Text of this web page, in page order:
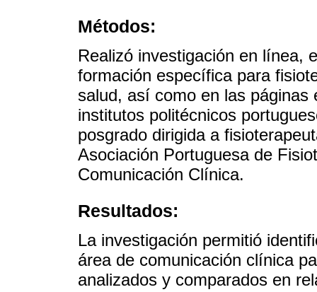
Métodos:
Realizó investigación en línea,
formación específica para
salud, así como en las
institutos politécnicos
posgrado dirigida a
Asociación Portuguesa de
Comunicación Clínica.
Resultados:
La investigación permitió
área de comunicación clínica
analizados y comparados en